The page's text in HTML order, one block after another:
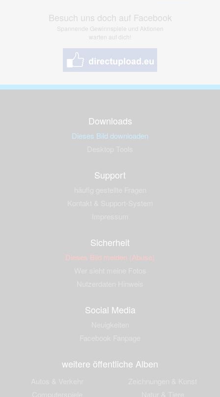
Besuch uns doch auf Facebook
Spannende Gewinnspiele und Aktionen
warten auf dich!
Downloads
Dieses Bild downloaden
Support
Sicherheit
Dieses Bild melden (Abuse)
Social Media
weitere öffentliche Alben